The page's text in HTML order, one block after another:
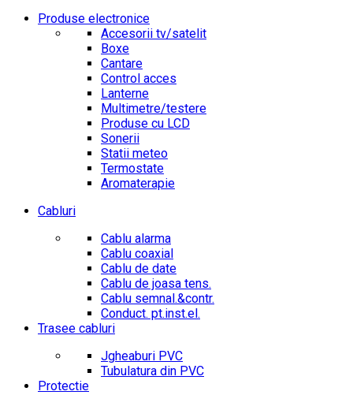
Produse electronice
Accesorii tv/satelit
Boxe
Cantare
Control acces
Lanterne
Multimetre/testere
Produse cu LCD
Sonerii
Statii meteo
Termostate
Aromaterapie
Cabluri
Cablu alarma
Cablu coaxial
Cablu de date
Cablu de joasa tens.
Cablu semnal.&contr.
Conduct. pt.inst.el.
Trasee cabluri
Jgheaburi PVC
Tubulatura din PVC
Protectie